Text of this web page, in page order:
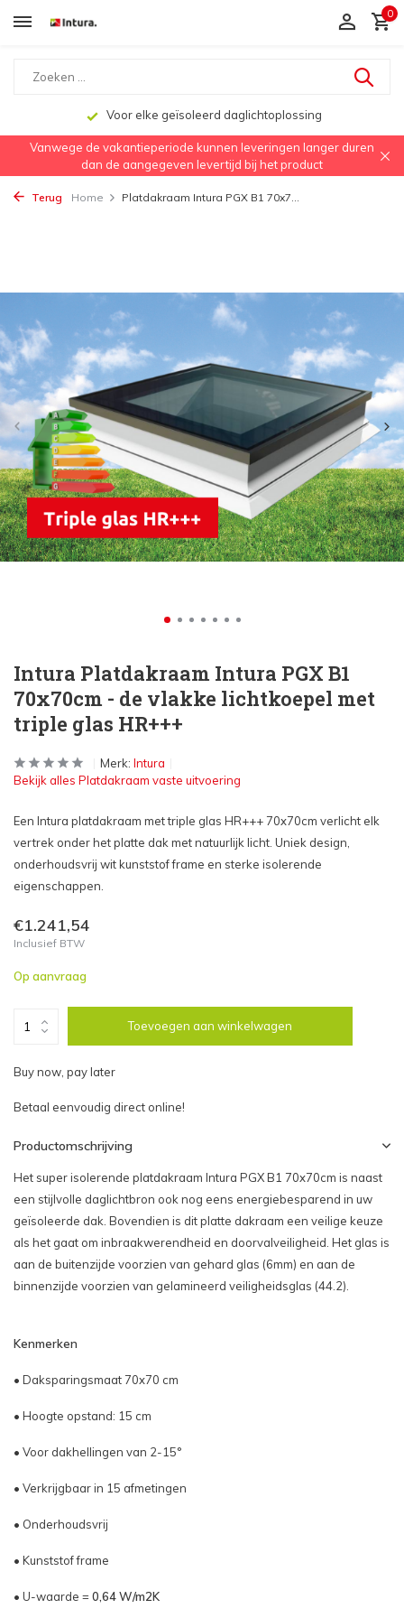
0
Voor elke geïsoleerd daglichtoplossing
Vanwege de vakantieperiode kunnen leveringen langer duren
dan de aangegeven levertijd bij het product
Terug Home Platdakraam Intura PGX B1 70x7...
Intura Platdakraam Intura PGX B1
70x70cm - de vlakke lichtkoepel met
triple glas HR+++
Merk: Intura
Bekijk alles Platdakraam vaste uitvoering
Een Intura platdakraam met triple glas HR+++ 70x70cm verlicht elk
vertrek onder het platte dak met natuurlijk licht. Uniek design,
onderhoudsvrij wit kunststof frame en sterke isolerende
eigenschappen.
€1.241,54
Inclusief BTW
Op aanvraag
Toevoegen aan winkelwagen
Buy now, pay later
Betaal eenvoudig direct online!
Productomschrijving
Het super isolerende platdakraam Intura PGX B1 70x70cm is naast
een stijlvolle daglichtbron ook nog eens energiebesparend in uw
geïsoleerde dak. Bovendien is dit platte dakraam een veilige keuze
als het gaat om inbraakwerendheid en doorvalveiligheid. Het glas is
aan de buitenzijde voorzien van gehard glas (6mm) en aan de
binnenzijde voorzien van gelamineerd veiligheidsglas (44.2).
Kenmerken
• Daksparingsmaat 70x70 cm
• Hoogte opstand: 15 cm
• Voor dakhellingen van 2-15°
• Verkrijgbaar in 15 afmetingen
• Onderhoudsvrij
• Kunststof frame
• U-waarde = 0,64 W/m2K